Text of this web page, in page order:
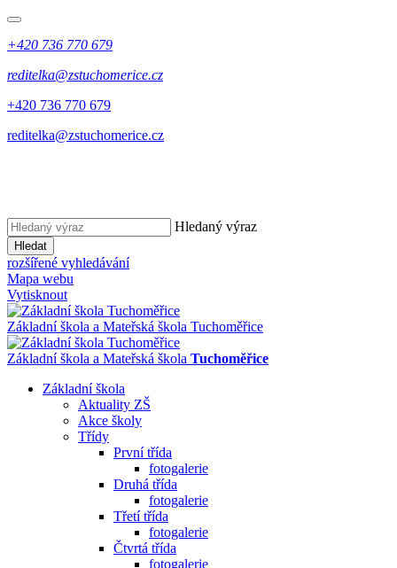
+420 736 770 679
reditelka@zstuchomerice.cz
+420 736 770 679
reditelka@zstuchomerice.cz
Hledaný výraz
Hledat
rozšířené vyhledávání
Mapa webu
Vytisknout
Základní škola a Mateřská škola Tuchoměřice
Základní škola a Mateřská škola Tuchoměřice
Základní škola
Aktuality ZŠ
Akce školy
Třídy
První třída
fotogalerie
Druhá třída
fotogalerie
Třetí třída
fotogalerie
Čtvrtá třída
fotogalerie